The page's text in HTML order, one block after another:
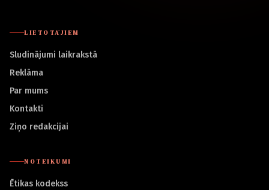
LIETOTĀJIEM
Sludinājumi laikrakstā
Reklāma
Par mums
Kontakti
Ziņo redakcijai
NOTEIKUMI
Ētikas kodekss